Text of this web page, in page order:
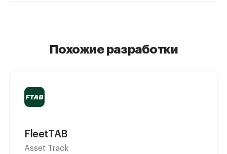
Похожие разработки
FleetTAB
Asset Track